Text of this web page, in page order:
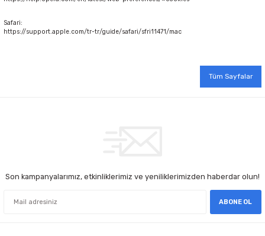
Safari:
https://support.apple.com/tr-tr/guide/safari/sfri11471/mac
Tüm Sayfalar
Son kampanyalarımız, etkinliklerimiz ve yeniliklerimizden haberdar olun!
ABONE OL